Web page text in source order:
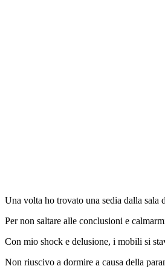
Una volta ho trovato una sedia dalla
Per non saltare alle conclusioni e
Con mio shock e delusione, i mobili si
Non riuscivo a dormire a causa della